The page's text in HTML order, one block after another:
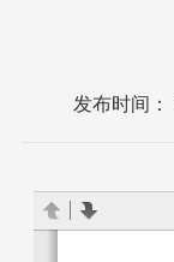
发布时间：